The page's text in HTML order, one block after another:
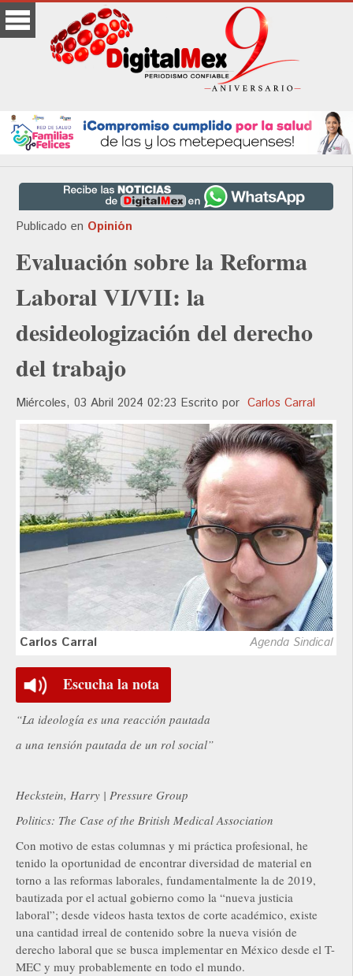
Publicado en Opinión
Evaluación sobre la Reforma
Laboral VI/VII: la
desideologización del derecho
del trabajo
Miércoles, 03 Abril 2024 02:23 Escrito por Carlos Carral
Carlos Carral Agenda Sindical
Escucha la nota
“La ideología es una reacción pautada
a una tensión pautada de un rol social”
Heckstein, Harry | Pressure Group
Politics: The Case of the British Medical Association
Con motivo de estas columnas y mi práctica profesional, he
tenido la oportunidad de encontrar diversidad de material en
torno a las reformas laborales, fundamentalmente la de 2019,
bautizada por el actual gobierno como la “nueva justicia
laboral”; desde videos hasta textos de corte académico, existe
una cantidad irreal de contenido sobre la nueva visión de
derecho laboral que se busca implementar en México desde el T-
MEC y muy probablemente en todo el mundo.